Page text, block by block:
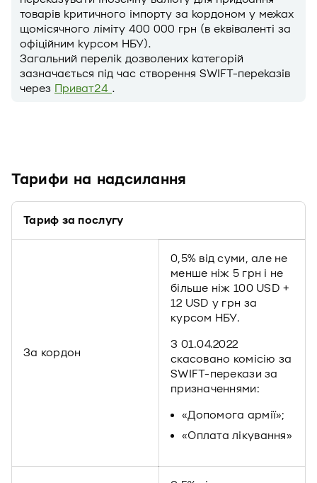
товарів критичного імпорту за кордоном у межах
щомісячного ліміту 400 000 грн (в еквіваленті за
офіційним курсом НБУ).
Загальний перелік дозволених категорій
зазначається під час створення SWIFT-переказів
через Приват24 .
Тарифи на надсилання
Тариф за послугу
За кордон
0,5% від суми, але не
менше ніж 5 грн і не
більше ніж 100 USD +
12 USD у грн за
курсом НБУ.
З 01.04.2022
скасовано комісію за
SWIFT-перекази за
призначеннями:
«Допомога армії»;
«Оплата лікування»